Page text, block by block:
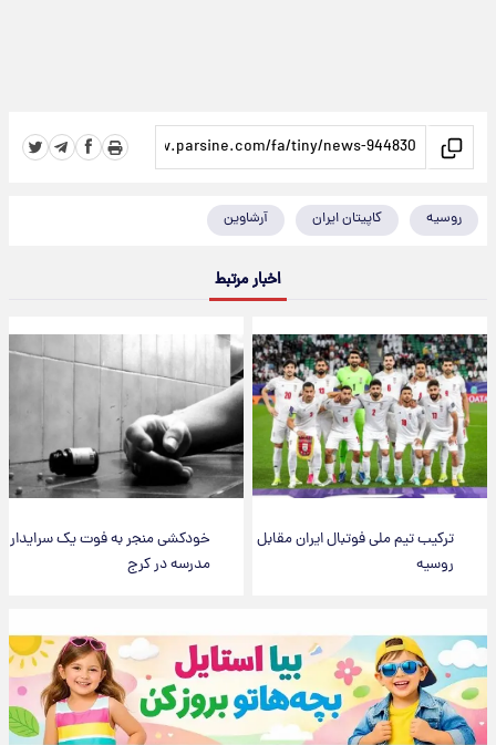
روسیه کاپیتان ایران آرشاوین
اخبار مرتبط
ترکیب تیم ملی فوتبال ایران مقابل
روسیه
خودکشی منجر به فوت یک سرایدار
مدرسه در کرج